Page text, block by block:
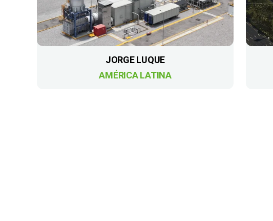
JORGE LUQUE
AMÉRICA LATINA